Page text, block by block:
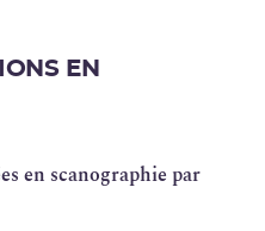
EN
en scanographie par